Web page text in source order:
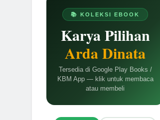
📚 KOLEKSI EBOOK
Karya Pilihan
Arda Dinata
Tersedia di Google Play Books /
KBM App — klik untuk membaca
atau membeli